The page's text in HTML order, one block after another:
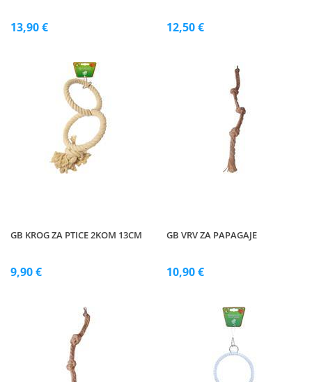
13,90 € 12,50 €
GB KROG ZA PTICE 2KOM 13CM
9,90 €
GB VRV ZA PAPAGAJE
10,90 €